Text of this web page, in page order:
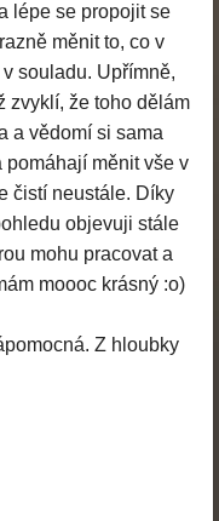
lépe se propojit se
měnit to, co v
souladu. Upřímně,
zvyklí, že toho dělám
a vědomí si sama
pomáhají měnit vše v
čistí neustále. Díky
objevuji stále
mohu pracovat a
moooc krásný :o)
Z hloubky